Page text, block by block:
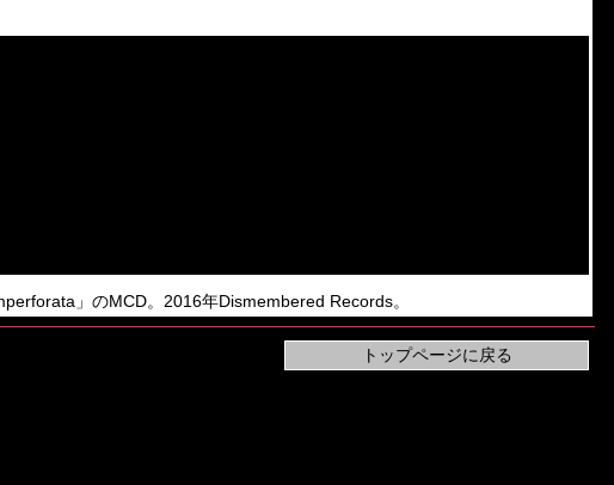
」のMCD。2016年Dismembered Records。